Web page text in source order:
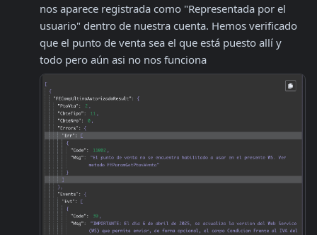
nos aparece registrada como "Representada por el
usuario" dentro de nuestra cuenta. Hemos verificado
que el punto de venta sea el que está puesto allí y
todo pero aún asi no nos funciona